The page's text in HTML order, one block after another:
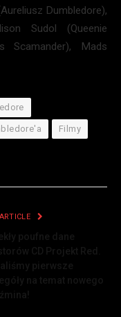
Dumbledore),
Sudol (Queenie
Scamander), Mads
Filmy